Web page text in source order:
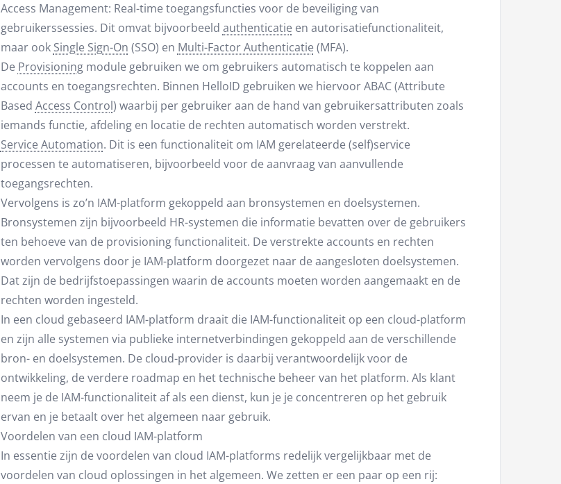
Access Management: Real-time toegangsfuncties voor de beveiliging van
gebruikerssessies. Dit omvat bijvoorbeeld authenticatie en autorisatiefunctionaliteit,
maar ook Single Sign-On (SSO) en Multi-Factor Authenticatie (MFA).
De Provisioningmodule gebruiken we om gebruikers automatisch te koppelen aan
accounts en toegangsrechten. Binnen HelloID gebruiken we hiervoor ABAC (Attribute
Based Access Control) waarbij per gebruiker aan de hand van gebruikersattributen zoals
iemands functie, afdeling en locatie de rechten automatisch worden verstrekt.
Service Automation. Dit is een functionaliteit om IAM gerelateerde (self)service
processen te automatiseren, bijvoorbeeld voor de aanvraag van aanvullende
toegangsrechten.
Vervolgens is zo’n IAM-platform gekoppeld aan bronsystemen en doelsystemen.
Bronsystemen zijn bijvoorbeeld HR-systemen die informatie bevatten over de gebruikers
ten behoeve van de provisioning functionaliteit. De verstrekte accounts en rechten
worden vervolgens door je IAM-platform doorgezet naar de aangesloten doelsystemen.
Dat zijn de bedrijfstoepassingen waarin de accounts moeten worden aangemaakt en de
rechten worden ingesteld.
In een cloud gebaseerd IAM-platform draait die IAM-functionaliteit op een cloud-platform
en zijn alle systemen via publieke internetverbindingen gekoppeld aan de verschillende
bron- en doelsystemen. De cloud-provider is daarbij verantwoordelijk voor de
ontwikkeling, de verdere roadmap en het technische beheer van het platform. Als klant
neem je de IAM-functionaliteit af als een dienst, kun je je concentreren op het gebruik
ervan en je betaalt over het algemeen naar gebruik.
Voordelen van een cloud IAM-platform
In essentie zijn de voordelen van cloud IAM-platforms redelijk vergelijkbaar met de
voordelen van cloud oplossingen in het algemeen. We zetten er een paar op een rij: